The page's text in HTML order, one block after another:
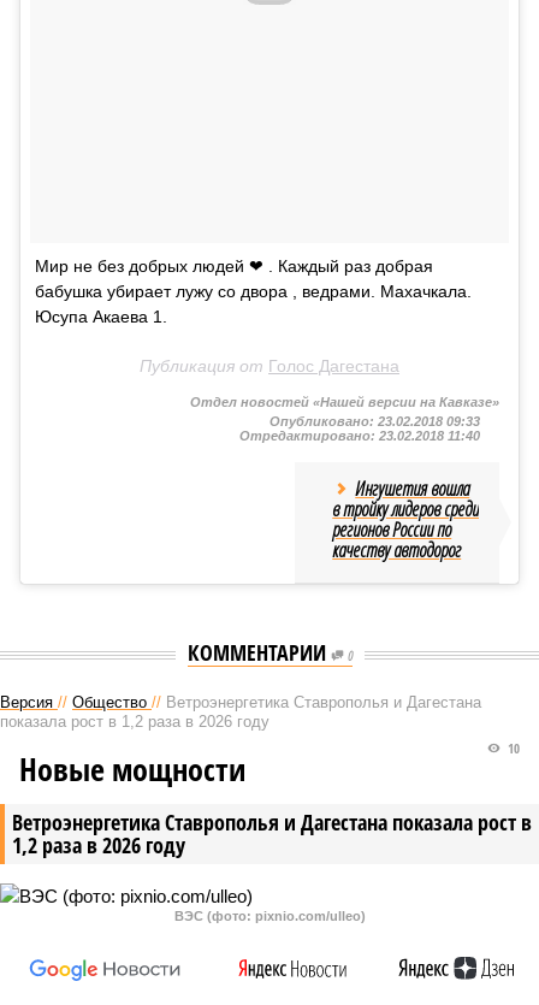
Мир не без добрых людей ❤ . Каждый раз добрая
бабушка убирает лужу со двора , ведрами. Махачкала.
Юсупа Акаева 1.
Публикация от Голос Дагестана
Отдел новостей «Нашей версии на Кавказе»
Опубликовано: 23.02.2018 09:33
Отредактировано: 23.02.2018 11:40
Ингушетия вошла
в тройку лидеров среди
регионов России по
качеству автодорог
КОММЕНТАРИИ 0
Версия // Общество // Ветроэнергетика Ставрополья и Дагестана
показала рост в 1,2 раза в 2026 году
Ветроэнергетика Ставрополья и Дагестана показала рост в
1,2 раза в 2026 году
10
Новые мощности
ВЭС (фото: pixnio.com/ulleo)